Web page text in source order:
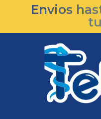
Envios